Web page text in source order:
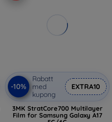
-10%
Rabatt
med
kupong
EXTRA10
3MK StratCore700 Multilayer
Film for Samsung Galaxy A17